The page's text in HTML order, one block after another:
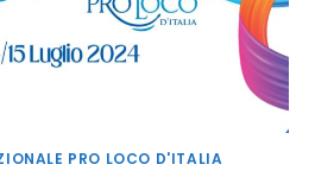
PRO LOCO D'ITALIA